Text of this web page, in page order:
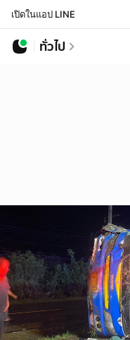
เปิดในแอป LINE
ทั่วไป